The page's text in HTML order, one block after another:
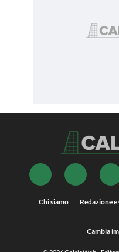
Chi siamo Redazione
Cambia